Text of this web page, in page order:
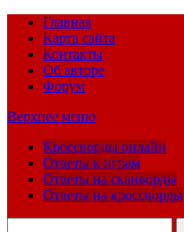
Главная
Карта сайта
Контакты
Об авторе
Форум
Верхнее меню
Кроссворды онлайн
Ответы к играм
Ответы на сканворды
Ответы на кроссворды